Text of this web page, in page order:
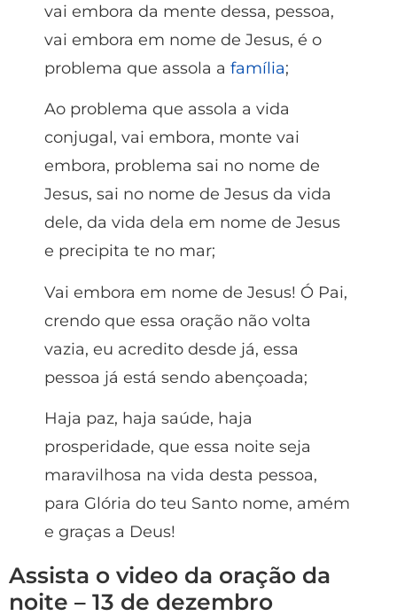
vai embora da mente dessa, pessoa,
vai embora em nome de Jesus, é o
problema que assola a família;
Ao problema que assola a vida
conjugal, vai embora, monte vai
embora, problema sai no nome de
Jesus, sai no nome de Jesus da vida
dele, da vida dela em nome de Jesus
e precipita te no mar;
Vai embora em nome de Jesus! Ó Pai,
crendo que essa oração não volta
vazia, eu acredito desde já, essa
pessoa já está sendo abençoada;
Haja paz, haja saúde, haja
prosperidade, que essa noite seja
maravilhosa na vida desta pessoa,
para Glória do teu Santo nome, amém
e graças a Deus!
Assista o video da oração da
noite – 13 de dezembro